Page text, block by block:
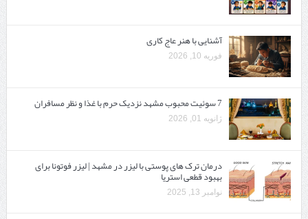
آشنایی با هنر عاج کاری
فوریه 10, 2026
7 سوئیت محبوب مشهد نزدیک حرم با غذا و نظر مسافران
ژانویه 01, 2026
درمان ترک های پوستی با لیزر در مشهد | لیزر فوتونا برای
بهبود قطعی استریا
نوامبر 13, 2025